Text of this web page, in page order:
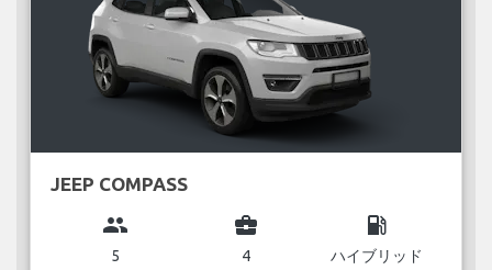
JEEP COMPASS
group
5
business_center
4
local_gas_station
ハイブリッド